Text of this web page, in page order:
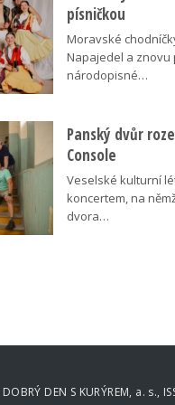
písničkou
Moravské
Napajedel a
národopisné…
Panský dvůr
Console
Veselské kulturní
koncertem, na
dvora…
DOBRÝ DEN S KURÝREM, a. s.,